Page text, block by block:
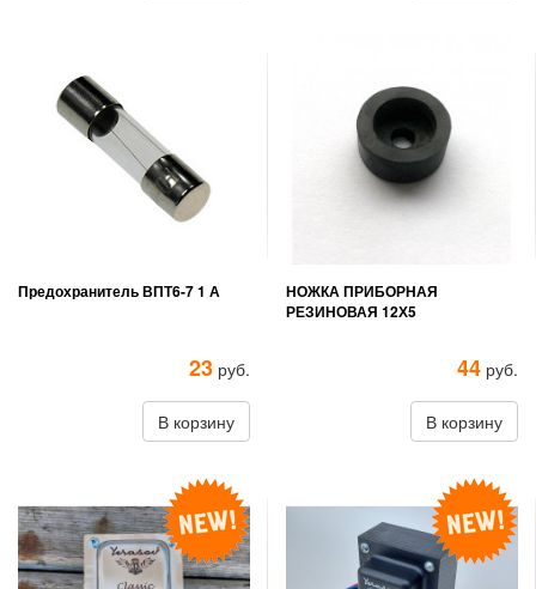
Предохранитель ВПТ6-7 1 А
23 руб.
В корзину
НОЖКА ПРИБОРНАЯ
РЕЗИНОВАЯ 12Х5
44 руб.
В корзину